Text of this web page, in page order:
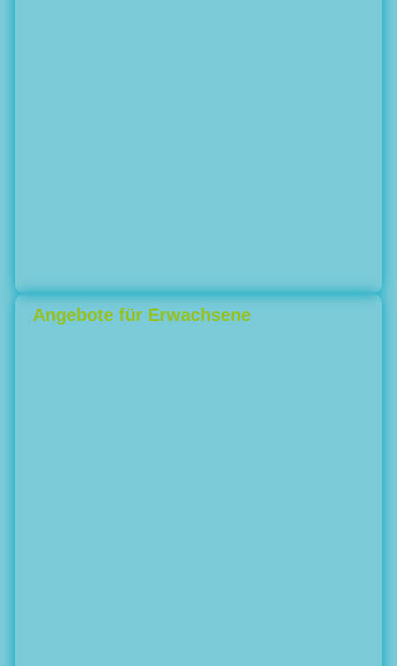
Angebote für Erwachsene